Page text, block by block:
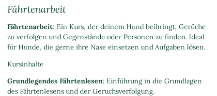
Fährtenarbeit
Fährtenarbeit: Ein Kurs, der deinem Hund beibringt, Gerüche
zu verfolgen und Gegenstände oder Personen zu finden. Ideal
für Hunde, die gerne ihre Nase einsetzen und Aufgaben lösen.
Kursinhalte
Grundlegendes Fährtenlesen: Einführung in die Grundlagen
des Fährtenlesens und der Geruchsverfolgung.